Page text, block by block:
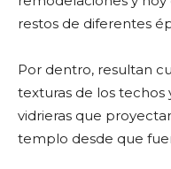
restos de diferentes
Por dentro, resultan
texturas de los techos
vidrieras que
templo desde que